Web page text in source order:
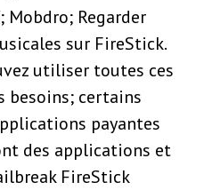
Mobdro; Regarder
sur FireStick.
utiliser toutes ces
besoins; certains
payantes
des applications et
FireStick